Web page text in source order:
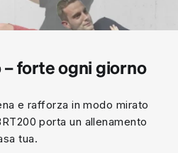
forte ogni giorno
e rafforza in modo mirato
porta un allenamento
tua.